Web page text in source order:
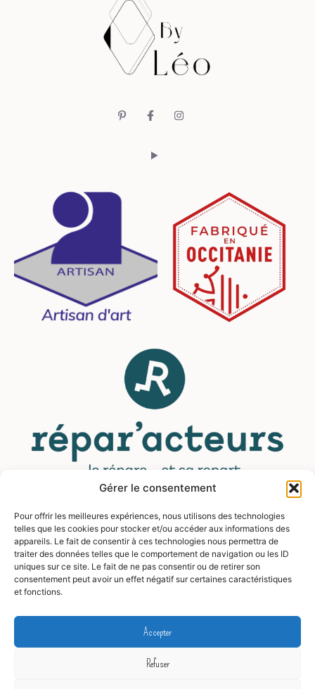
Gérer le consentement
Pour offrir les meilleures expériences, nous utilisons des technologies
telles que les cookies pour stocker et/ou accéder aux informations des
appareils. Le fait de consentir à ces technologies nous permettra de
traiter des données telles que le comportement de navigation ou les ID
uniques sur ce site. Le fait de ne pas consentir ou de retirer son
consentement peut avoir un effet négatif sur certaines caractéristiques
et fonctions.
Accepter
Refuser
MENU
Contact
Mentions légales
FAQ
Blog